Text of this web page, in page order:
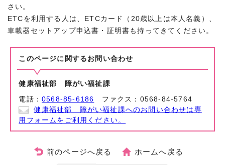
さい。
ETCを利用する人は、ETCカード（20歳以上は本人名義）、
車載器セットアップ申込書・証明書も持ってきてください。
このページに関する お問い合わせ
健康福祉部 障がい福祉課
電話：0568-85-6186 ファクス：0568-84-5764
健康福祉部 障がい福祉課へのお問い合わせは専
用フォームをご利用ください。
前のページへ戻る ホームへ戻る